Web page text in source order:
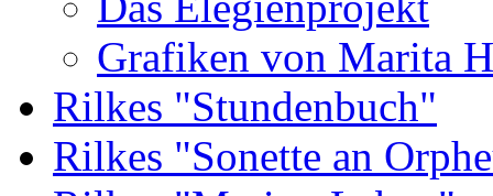
Grafiken von Marita
Rilkes "Stundenbuch"
Rilkes "Sonette an